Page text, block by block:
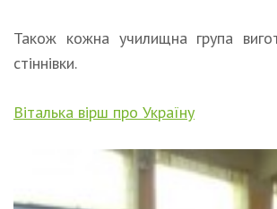
Також кожна училищна група
стіннівки.
Віталька вірш про Україну